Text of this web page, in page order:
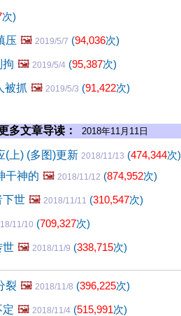
次)
压 🖼️ 2019/5/7 (94,036次)
拘 🖼️ 2019/5/4 (95,387次)
被抓 🖼️ 2019/5/3 (91,422次)
多文章导读： 2018年11月11日
(上) (多图)更新 2018/11/13 (474,344次)
干神的 🖼️ 2018/11/12 (874,952次)
下世 🖼️ 2018/11/11 (310,547次)
11/10 (709,327次)
世 🖼️ 2018/11/9 (338,715次)
裂 🖼️ 2018/11/8 (396,225次)
定 🖼️ 2018/11/4 (515,991次)